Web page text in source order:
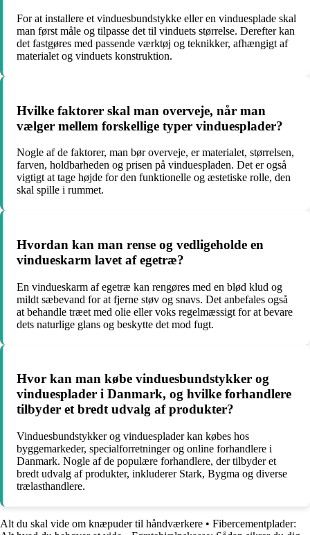
For at installere et vinduesbundstykke eller en vinduesplade skal
man først måle og tilpasse det til vinduets størrelse. Derefter kan
det fastgøres med passende værktøj og teknikker, afhængigt af
materialet og vinduets konstruktion.
Hvilke faktorer skal man overveje, når man
vælger mellem forskellige typer vinduesplader?
Nogle af de faktorer, man bør overveje, er materialet, størrelsen,
farven, holdbarheden og prisen på vinduespladen. Det er også
vigtigt at tage højde for den funktionelle og æstetiske rolle, den
skal spille i rummet.
Hvordan kan man rense og vedligeholde en
vindueskarm lavet af egetræ?
En vindueskarm af egetræ kan rengøres med en blød klud og
mildt sæbevand for at fjerne støv og snavs. Det anbefales også
at behandle træet med olie eller voks regelmæssigt for at bevare
dets naturlige glans og beskytte det mod fugt.
Hvor kan man købe vinduesbundstykker og
vinduesplader i Danmark, og hvilke forhandlere
tilbyder et bredt udvalg af produkter?
Vinduesbundstykker og vinduesplader kan købes hos
byggemarkeder, specialforretninger og online forhandlere i
Danmark. Nogle af de populære forhandlere, der tilbyder et
bredt udvalg af produkter, inkluderer Stark, Bygma og diverse
trælasthandlere.
Alt du skal vide om knæpuder til håndværkere • Fibercementplader: